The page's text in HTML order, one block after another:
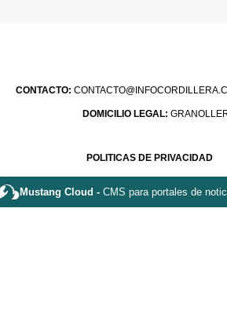
CONTACTO:
DOMICILIO LEGAL:
POLITICAS DE PRIVACIDAD
Mustang Cloud - CMS para portales de